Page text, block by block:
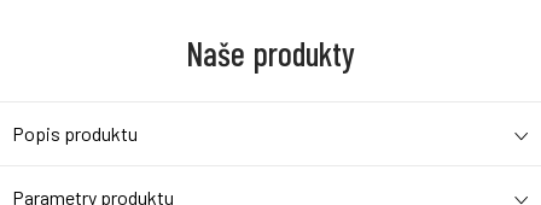
Naše produkty
Popis produktu
Parametry produktu